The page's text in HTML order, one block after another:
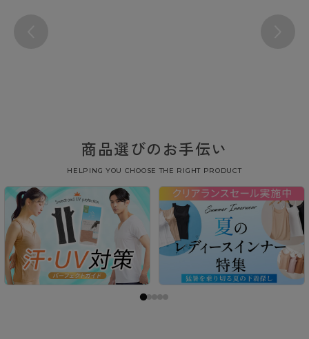
商品選びのお手伝い
HELPING YOU CHOOSE THE RIGHT PRODUCT